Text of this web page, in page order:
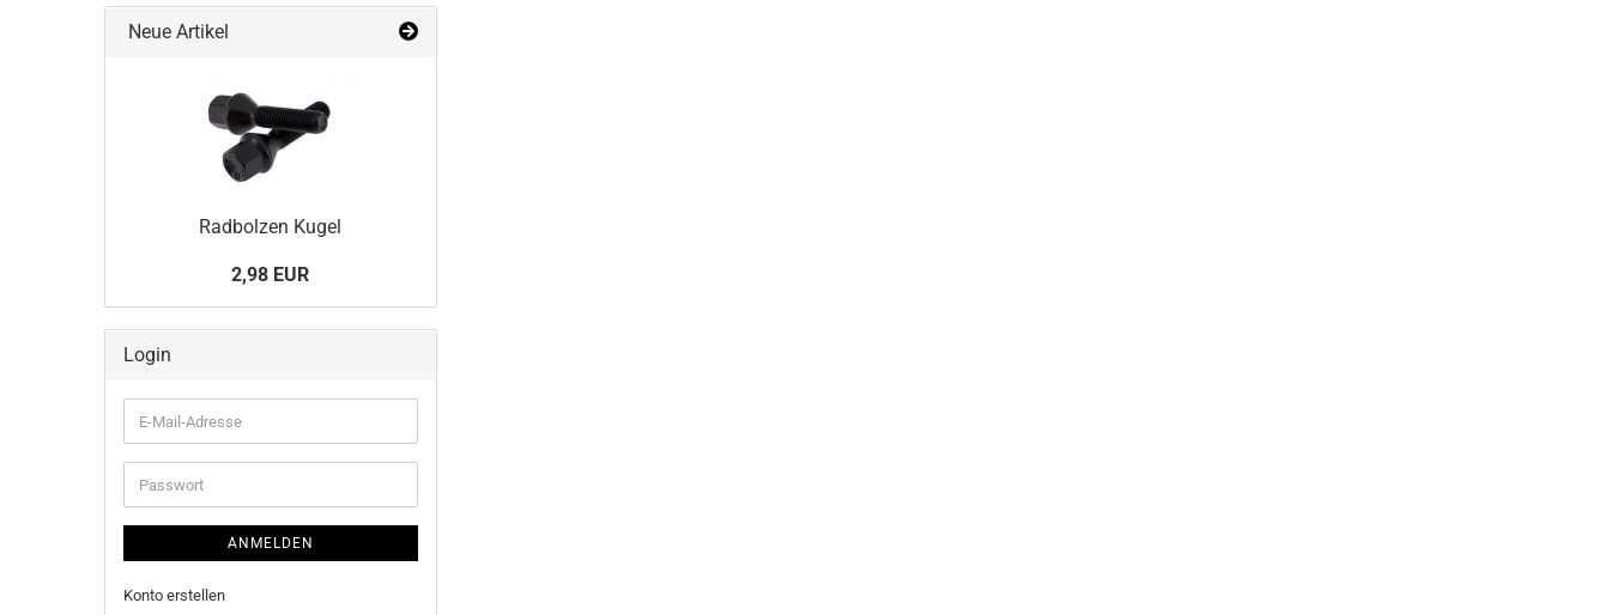
Neue Artikel
Rad­bol­zen Kugel
2,98 EUR
Login
E-
Mail-
Adresse
Passwort
ANMELDEN
Konto erstellen